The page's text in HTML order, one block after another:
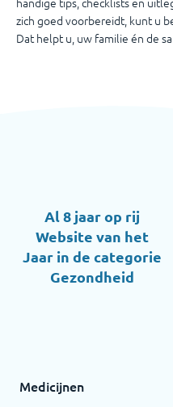
zich goed voorbereidt, kunt u
Dat helpt u, uw familie én de
Al 8 jaar op rij
Website van het
Jaar in de categorie
Gezondheid
Medicijnen